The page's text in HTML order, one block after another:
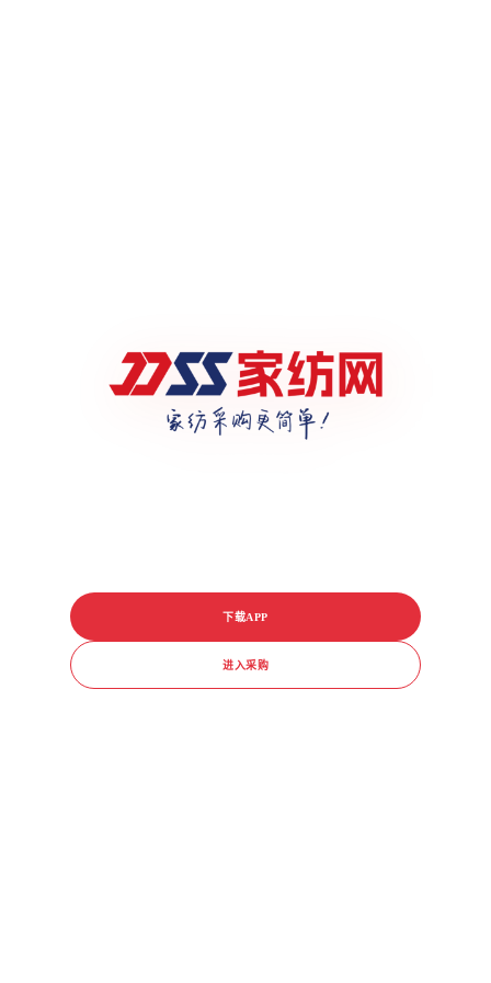
下载APP
进入采购